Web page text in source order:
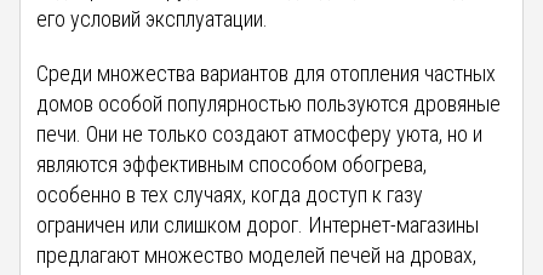
его условий эксплуатации.
Среди множества вариантов для отопления частных
домов особой популярностью пользуются дровяные
печи. Они не только создают атмосферу уюта, но и
являются эффективным способом обогрева,
особенно в тех случаях, когда доступ к газу
ограничен или слишком дорог. Интернет-магазины
предлагают множество моделей печей на дровах,